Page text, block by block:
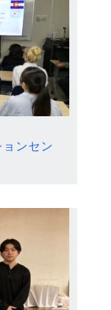
ンセン